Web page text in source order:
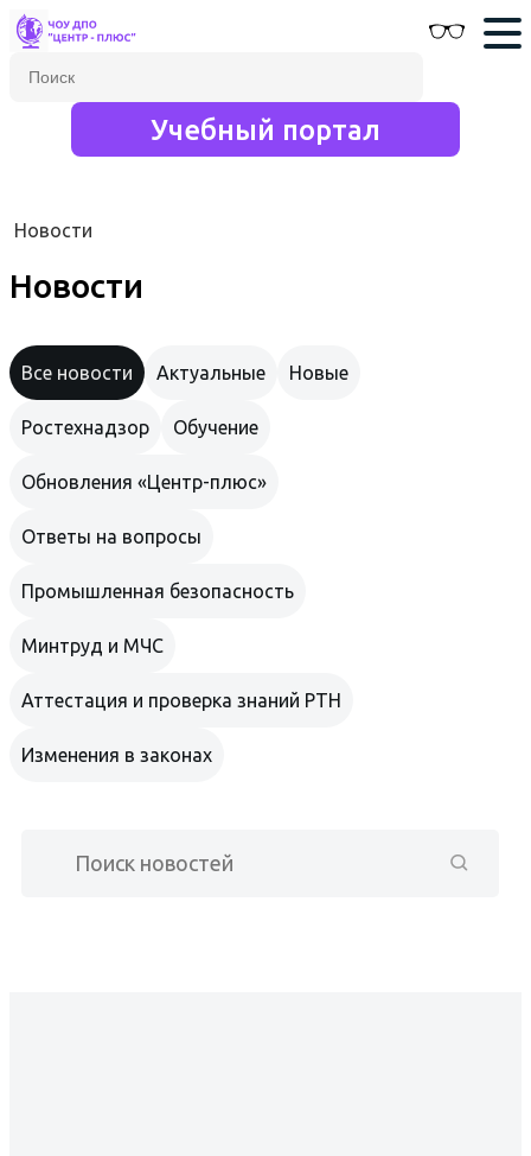
Учебный портал
Новости
Новости
Все новости Актуальные Новые
Ростехнадзор Обучение
Обновления «Центр-плюс»
Ответы на вопросы
Промышленная безопасность
Минтруд и МЧС
Аттестация и проверка знаний РТН
Изменения в законах